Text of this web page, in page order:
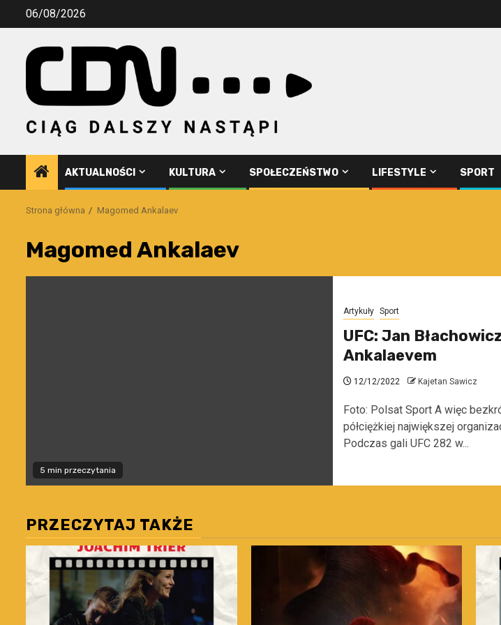
Przejdź06/08/2026
AKTUALNOŚCI KULTURA SPOŁECZEŃSTWO LIFESTYLE SPORT
Strona główna Magomed Ankalaev
Magomed Ankalaev
5 min przeczytania
Artykuły Sport
UFC: Jan
Ankalaevem
12/12/2022 Kajetan Sawicz
Foto: Polsat Sport A więc
półciężkiej największej
Podczas gali UFC 282 w...
PRZECZYTAJ TAKŻE